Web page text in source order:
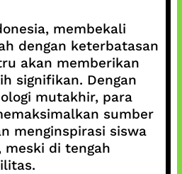
membekali
dengan keterbatasan
akan memberikan
signifikan. Dengan
mutakhir, para
sumber
menginspirasi siswa
meski di tengah